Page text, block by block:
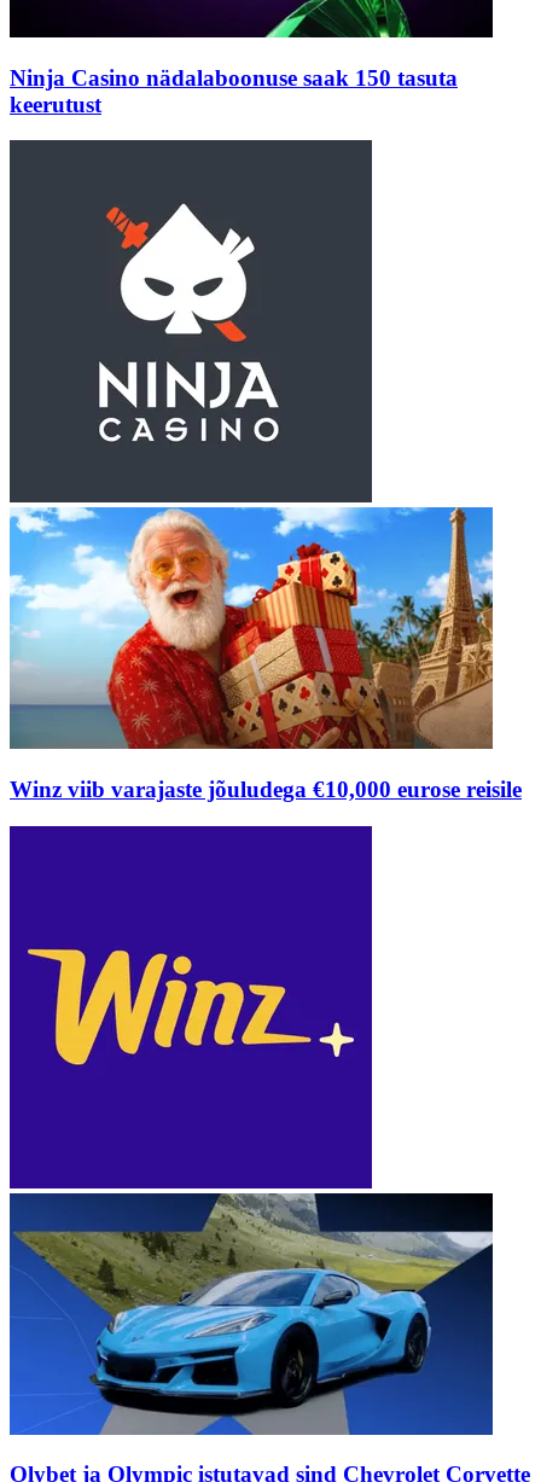
Ninja Casino nädalaboonuse saak 150 tasuta
keerutust
Winz viib varajaste jõuludega €10,000 eurose reisile
Olybet ja Olympic istutavad sind Chevrolet Corvette